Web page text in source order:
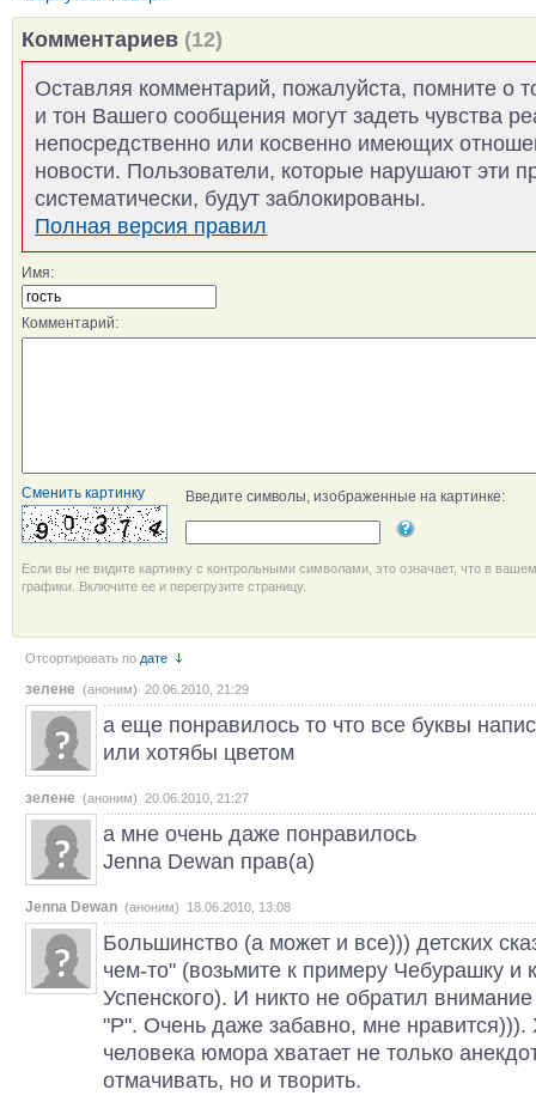
Комментариев (12)
Оставляя комментарий, пожалуйста, помните о
и тон Вашего сообщения могут задеть чувства
непосредственно или косвенно имеющих
новости. Пользователи, которые нарушают эти
систематически, будут заблокированы.
Полная версия правил
Имя:
Комментарий:
Сменить картинку Введите символы, изображенные на картинке:
Если вы не видите картинку с контрольными символами, это означает, что в
графики. Включите ее и перегрузите страницу.
Отсортировать по дате
зелене (аноним) 20.06.2010, 21:29
а еще понравилось то что все буквы
или хотябы цветом
зелене (аноним) 20.06.2010, 21:27
а мне очень даже понравилось
Jenna Dewan прав(а)
Jenna Dewan (аноним) 18.06.2010, 13:08
Большинство (а может и все))) детских
чем-то" (возьмите к примеру Чебурашку и
Успенского). И никто не обратил
"Р". Очень даже забавно, мне нравится))).
человека юмора хватает не только
отмачивать, но и творить.